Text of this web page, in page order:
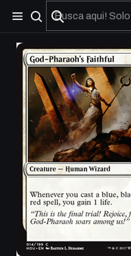
No olviden reportar sus